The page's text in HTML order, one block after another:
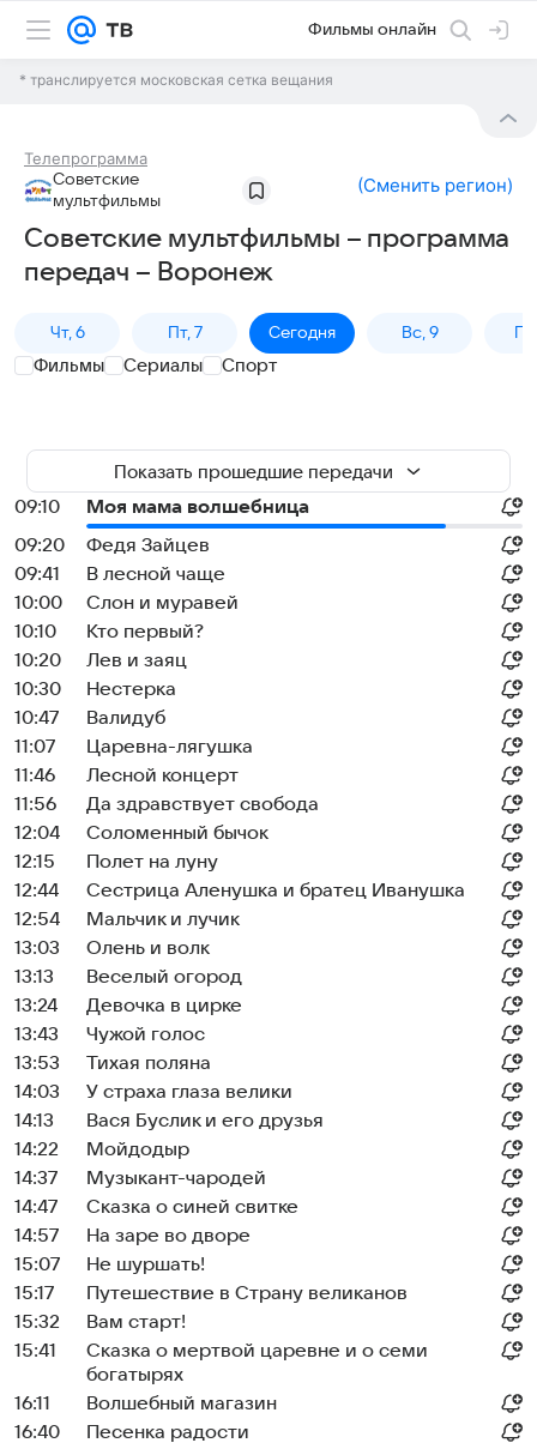
Фильмы онлайн
* транслируется московская сетка вещания
Телепрограмма
Советские
мультфильмы
(Сменить регион)
Советские мультфильмы – программа
передач – Воронеж
Чт, 6 Пт, 7 Сегодня Вс, 9
Фильмы Сериалы Спорт
Показать прошедшие передачи
09:10
Моя мама волшебница
09:20
Федя Зайцев
09:41
В лесной чаще
10:00
Слон и муравей
10:10
Кто первый?
10:20
Лев и заяц
10:30
Нестеркa
10:47
Валидуб
11:07
Царевна-лягушка
11:46
Лесной концерт
11:56
Да здравствует свобода
12:04
Соломенный бычок
12:15
Полет на луну
12:44
Сестрица Аленушка и братец Иванушка
12:54
Мальчик и лучик
13:03
Олень и волк
13:13
Веселый огород
13:24
Девочка в цирке
13:43
Чужой голос
13:53
Тихая поляна
14:03
У страха глаза велики
14:13
Вася Буслик и его друзья
14:22
Мойдодыр
14:37
Музыкант-чародей
14:47
Сказка о синей свитке
14:57
На заре во дворе
15:07
Не шуршать!
15:17
Путешествие в Страну великанов
15:32
Вам старт!
15:41
Сказка о мертвой царевне и о семи
богатырях
16:11
Волшебный магазин
16:40
Песенка радости